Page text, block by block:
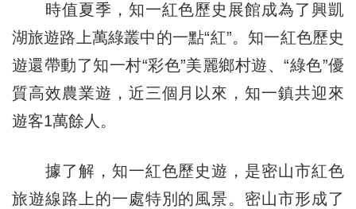
時值夏季，知一紅色歷史展館成為了興凱
湖旅遊路上萬綠叢中的一點“紅”。知一紅色歷史
遊還帶動了知一村“彩色”美麗鄉村遊、“綠色”優
質高效農業遊，近三個月以來，知一鎮共迎來
遊客1萬餘人。
據了解，知一紅色歷史遊，是密山市紅色
旅遊線路上的一處特別的風景。密山市形成了